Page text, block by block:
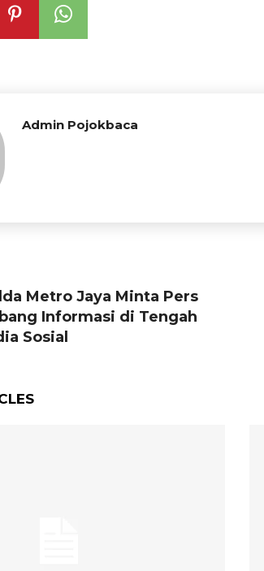
Admin Pojokbaca
Metro Jaya Minta Pers
Informasi di Tengah
Sosial